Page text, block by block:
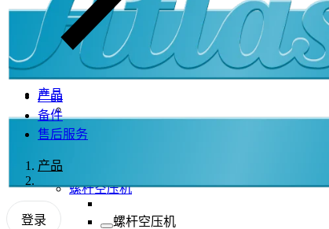
产品
备件
售后服务
产品
登录
产品
产品
螺杆空压机
螺杆空压机